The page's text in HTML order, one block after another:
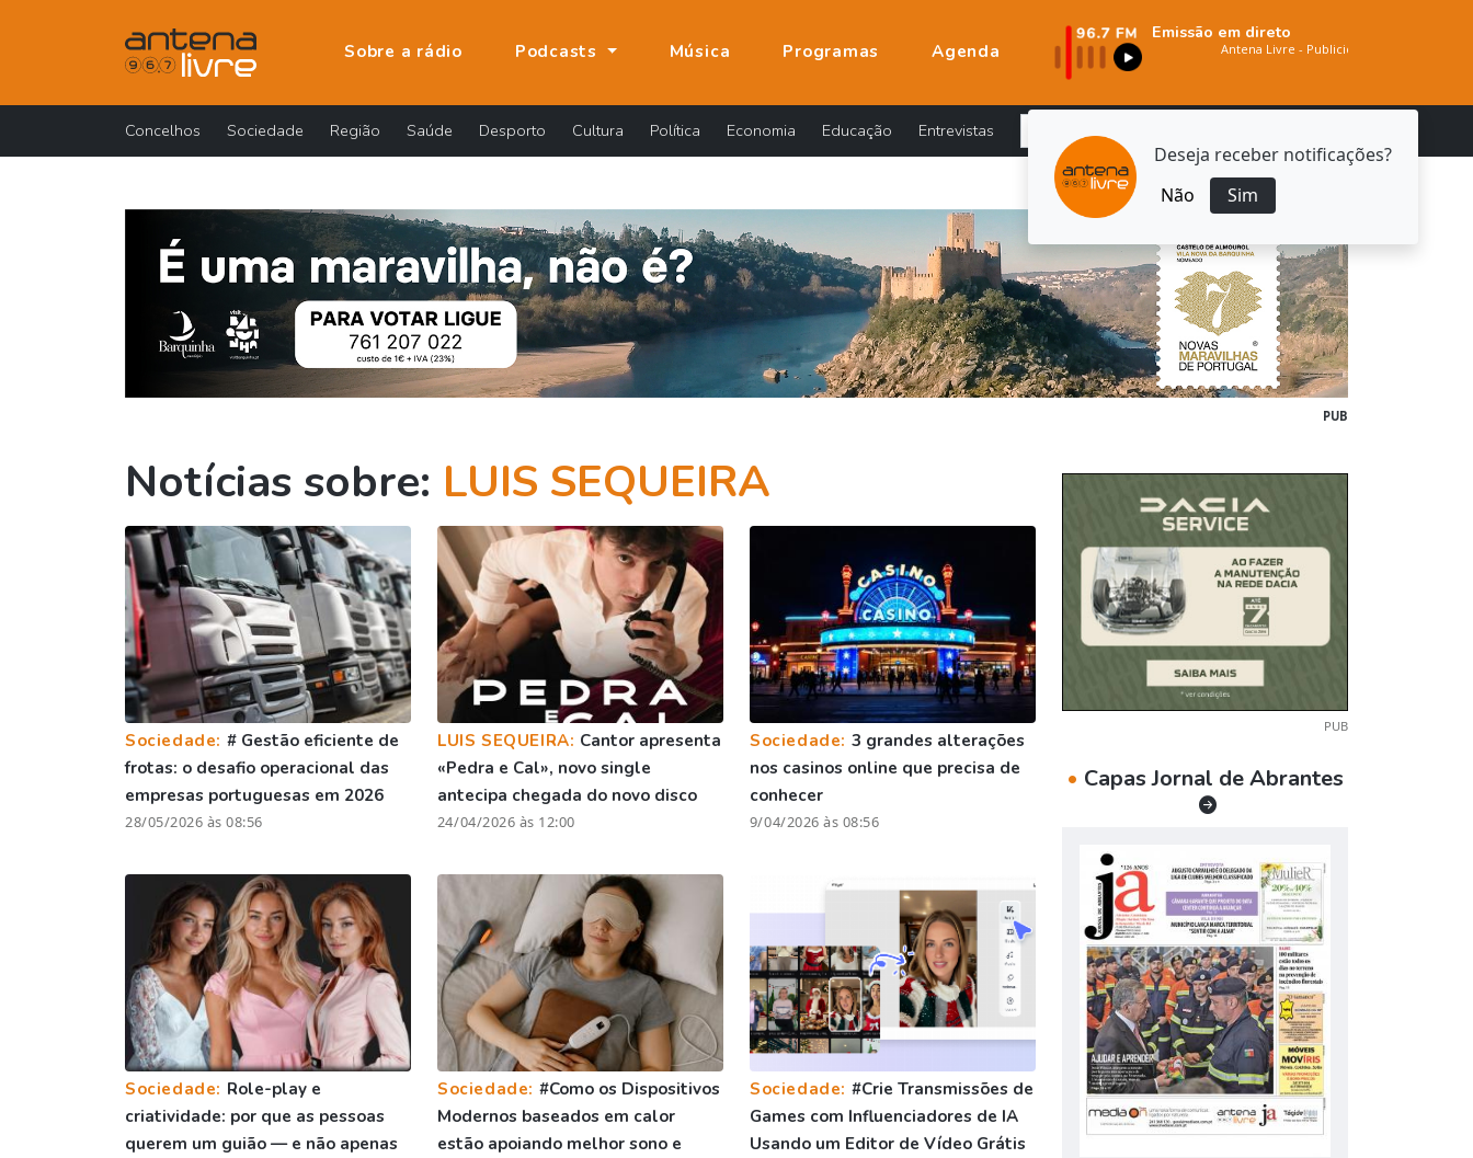
Deseja receber notificações?
Não
Sim
Sobre a rádio Podcasts Música Programas Agenda
Emissão em direto
Concelhos Sociedade Região Saúde Desporto Cultura Política Economia Educação Entrevistas
PUB
Notícias sobre: LUIS SEQUEIRA
Sociedade: # Gestão eficiente de
frotas: o desafio operacional das
empresas portuguesas em 2026
28/05/2026 às 08:56
LUIS SEQUEIRA: Cantor apresenta
«Pedra e Cal», novo single
antecipa chegada do novo disco
24/04/2026 às 12:00
Sociedade: 3 grandes alterações
nos casinos online que precisa de
conhecer
9/04/2026 às 08:56
Sociedade: Role-play e
criatividade: por que as pessoas
querem um guião — e não apenas
Sociedade: #Como os Dispositivos
Modernos baseados em calor
estão apoiando melhor sono e
Sociedade: #Crie Transmissões de
Games com Influenciadores de IA
Usando um Editor de Vídeo Grátis
PUB
• Capas Jornal de Abrantes